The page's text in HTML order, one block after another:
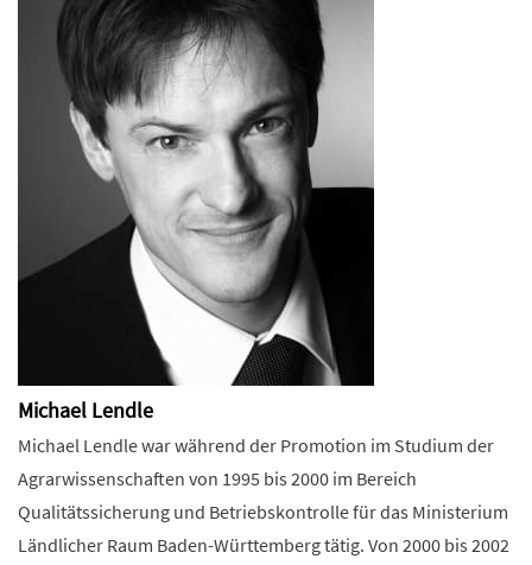
Michael Lendle
Michael Lendle war während der Promotion im Studium der
Agrarwissenschaften von 1995 bis 2000 im Bereich
Qualitätssicherung und Betriebskontrolle für das Ministerium
Ländlicher Raum Baden-Württemberg tätig. Von 2000 bis 2002